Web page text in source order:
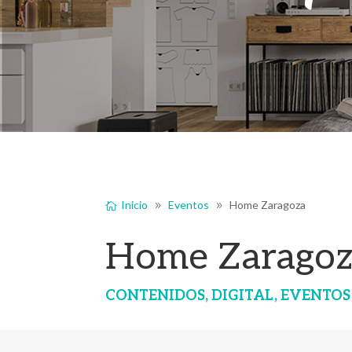
Inicio Eventos Home Zaragoza
Home
CONTENIDOS,DIGITAL,EVENTOS